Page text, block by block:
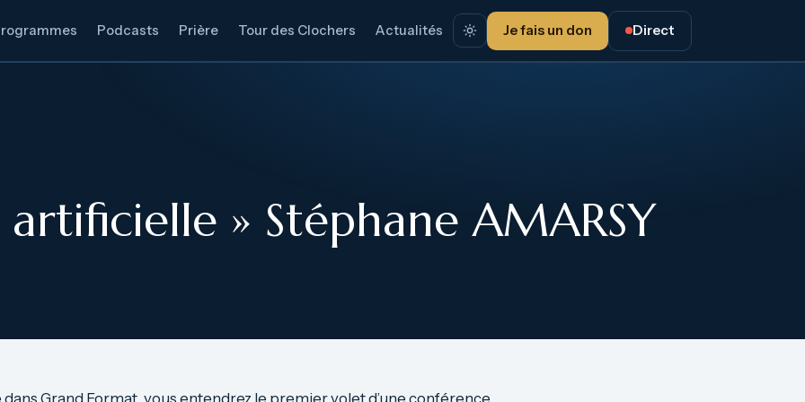
Podcasts Prière Tour des Clochers Actualités Je fais un don Direct
artificielle » Stéphane AMARSY